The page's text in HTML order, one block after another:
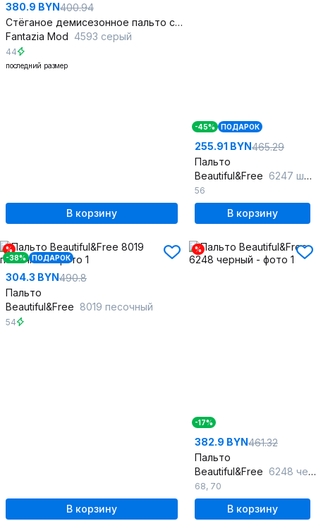
380.9 BYN400.94
Стёганое демисезонное пальто с отстегивающимся меховым воротником
Fantazia Mod 4593 серый
44
последний размер
В корзину
-45% ПОДАРОК
255.91 BYN465.29
Пальто
Beautiful&Free 6247 шоколад
56
В корзину
%
-38%
ПОДАРОК
304.3 BYN490.8
Пальто
Beautiful&Free 8019 песочный
54
В корзину
%
-17%
382.9 BYN461.32
Пальто
Beautiful&Free 6248 черный
68, 70
В корзину